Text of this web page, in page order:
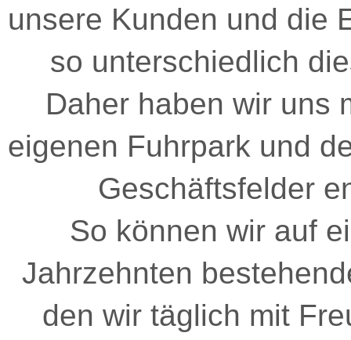
unsere Kunden und die
so unterschiedlich
Daher haben wir uns
eigenen Fuhrpark und
Geschäftsfelder
So können wir auf
Jahrzehnten
den wir täglich mit